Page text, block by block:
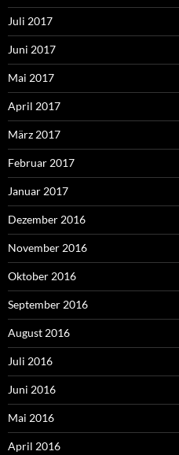
Juli 2017
Juni 2017
Mai 2017
April 2017
März 2017
Februar 2017
Januar 2017
Dezember 2016
November 2016
Oktober 2016
September 2016
August 2016
Juli 2016
Juni 2016
Mai 2016
April 2016